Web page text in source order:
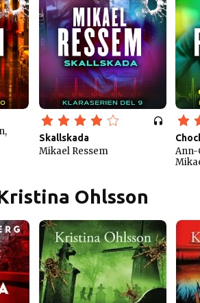
Skallskada
Mikael Ressem
Ann-
Ohlsson